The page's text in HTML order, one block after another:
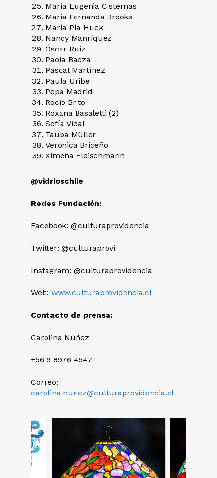
María Eugenia Cisternas
María Fernanda Brooks
María Pía Huck
Nancy Manríquez
Óscar Ruiz
Paola Baeza
Pascal Martínez
Paula Uribe
Pepa Madrid
Rocio Brito
Roxana Basaletti (2)
Sofía Vidal
Tauba Müller
Verónica Briceño
Ximena Fleischmann
@vidrioschile
Redes Fundación:
Facebook: @culturaprovidencia
Twitter: @culturaprovi
Instagram: @culturaprovidencia
Web:www.culturaprovidencia.cl
Contacto de prensa:
Carolina Núñez
+56 9 8976 4547
Correo:
carolina.nunez@culturaprovidencia.cl